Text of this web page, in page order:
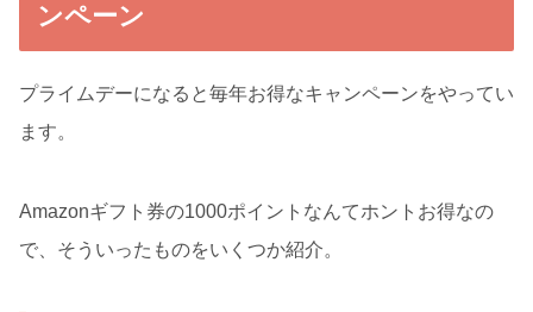
ンペーン
プライムデーになると毎年お得なキャンペーンをやってい
ます。
Amazonギフト券の1000ポイントなんてホントお得なの
で、そういったものをいくつか紹介。